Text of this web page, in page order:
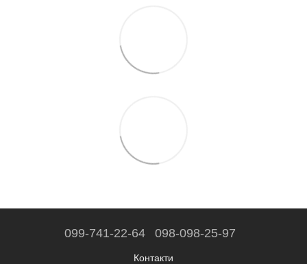
099-741-22-64 098-098-25-97
Контакти